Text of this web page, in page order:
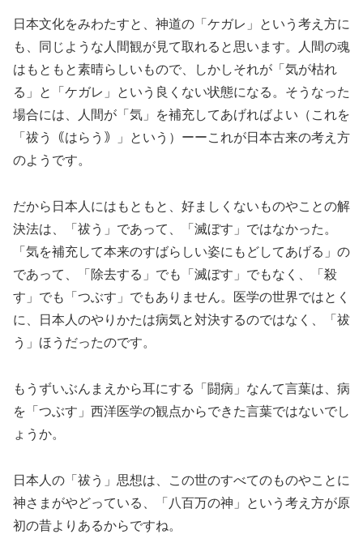
日本文化をみわたすと、神道の「ケガレ」という考え方に
も、同じような人間観が見て取れると思います。人間の魂
はもともと素晴らしいもので、しかしそれが「気が枯れ
る」と「ケガレ」という良くない状態になる。そうなった
場合には、人間が「気」を補充してあげればよい（これを
「祓う｟はらう｠」という）ーーこれが日本古来の考え方
のようです。
だから日本人にはもともと、好ましくないものやことの解
決法は、「祓う」であって、「滅ぼす」ではなかった。
「気を補充して本来のすばらしい姿にもどしてあげる」の
であって、「除去する」でも「滅ぼす」でもなく、「殺
す」でも「つぶす」でもありません。医学の世界ではとく
に、日本人のやりかたは病気と対決するのではなく、「祓
う」ほうだったのです。
もうずいぶんまえから耳にする「闘病」なんて言葉は、病
を「つぶす」西洋医学の観点からできた言葉ではないでし
ょうか。
日本人の「祓う」思想は、この世のすべてのものやことに
神さまがやどっている、「八百万の神」という考え方が原
初の昔よりあるからですね。